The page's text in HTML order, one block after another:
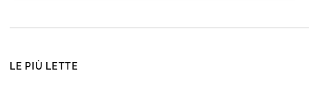
LE PIÙ LETTE